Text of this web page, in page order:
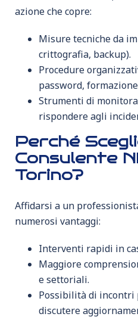
azione che copre:
Misure tecniche da
crittografia, backup).
Procedure
password,
Strumenti di
rispondere agli
Perché
Consulente
Torino?
Affidarsi a un
numerosi vantaggi:
Interventi rapidi in
Maggiore
e settoriali.
Possibilità di incontri
discutere